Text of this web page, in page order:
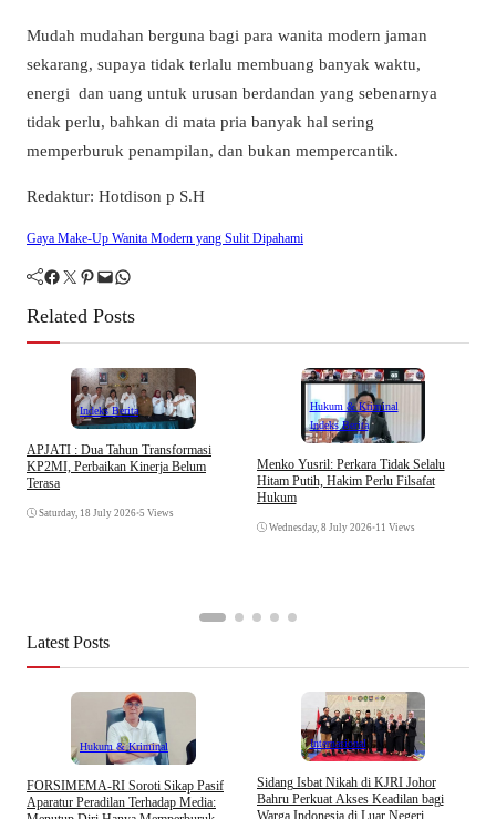
Mudah mudahan berguna bagi para wanita modern jaman
sekarang, supaya tidak terlalu membuang banyak waktu,
energi dan uang untuk urusan berdandan yang sebenarnya
tidak perlu, bahkan di mata pria banyak hal sering
memperburuk penampilan, dan bukan mempercantik.
Redaktur: Hotdison p S.H
Gaya Make-Up Wanita Modern yang Sulit Dipahami
Facebook Twitter Pinterest Mail WhatsApp
Related Posts
Indeks Berita
APJATI : Dua Tahun Transformasi
KP2MI, Perbaikan Kinerja Belum
Terasa
Saturday, 18 July 2026•5 Views
Hukum & Kriminal
Indeks Berita
Menko Yusril: Perkara Tidak Selalu
Hitam Putih, Hakim Perlu Filsafat
Hukum
Wednesday, 8 July 2026•11 Views
Latest Posts
Hukum & Kriminal
​FORSIMEMA-RI Soroti Sikap Pasif
Aparatur Peradilan Terhadap Media:
Internasional
Sidang Isbat Nikah di KJRI Johor
Bahru Perkuat Akses Keadilan bagi
Warga Indonesia di Luar Negeri